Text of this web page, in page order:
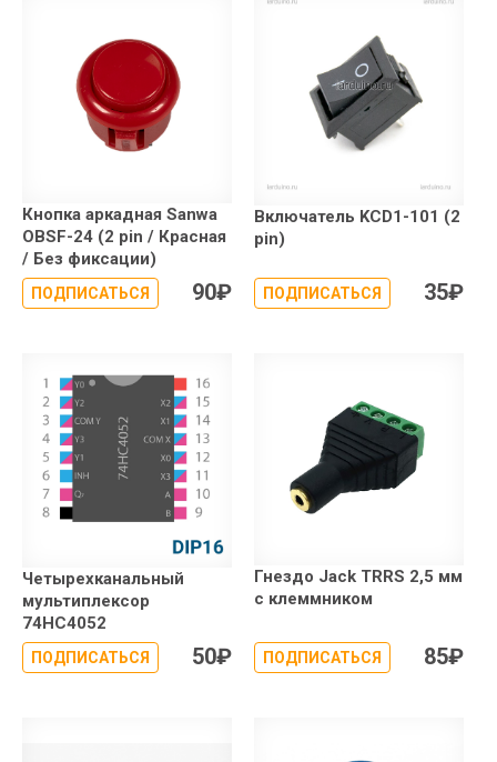
Кнопка аркадная Sanwa
OBSF-24 (2 pin / Красная
/ Без фиксации)
ПОДПИСАТЬСЯ 90₽
Включатель KCD1-101 (2
pin)
ПОДПИСАТЬСЯ 35₽
Четырехканальный
мультиплексор
74HC4052
ПОДПИСАТЬСЯ 50₽
Гнездо Jack TRRS 2,5 мм
с клеммником
ПОДПИСАТЬСЯ 85₽